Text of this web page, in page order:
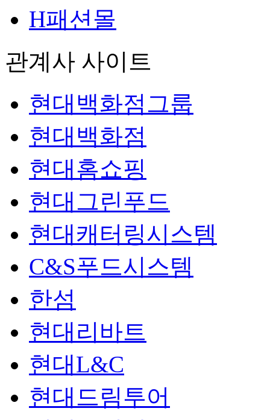
H패션몰
관계사 사이트
현대백화점그룹
현대백화점
현대홈쇼핑
현대그린푸드
현대캐터링시스템
C&S푸드시스템
한섬
현대리바트
현대L&C
현대드림투어